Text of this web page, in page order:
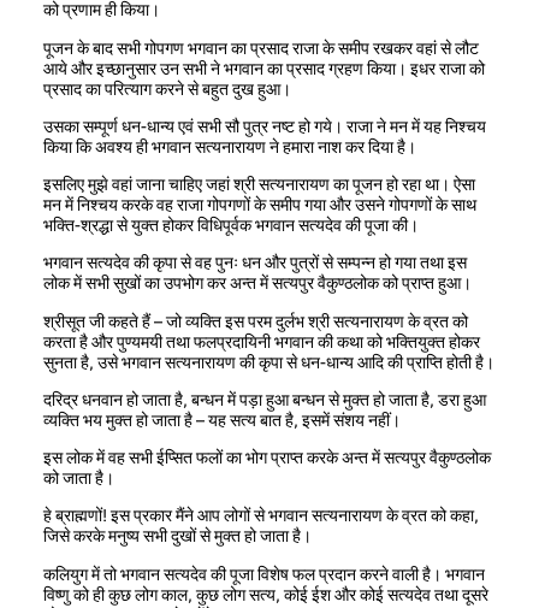
को प्रणाम ही किया।
पूजन के बाद सभी गोपगण भगवान का प्रसाद राजा के समीप रखकर वहां से लौट
आये और इच्छानुसार उन सभी ने भगवान का प्रसाद ग्रहण किया। इधर राजा को
प्रसाद का परित्याग करने से बहुत दुख हुआ।
उसका सम्पूर्ण धन-धान्य एवं सभी सौ पुत्र नष्ट हो गये। राजा ने मन में यह निश्चय
किया कि अवश्य ही भगवान सत्यनारायण ने हमारा नाश कर दिया है।
इसलिए मुझे वहां जाना चाहिए जहां श्री सत्यनारायण का पूजन हो रहा था। ऐसा
मन में निश्चय करके वह राजा गोपगणों के समीप गया और उसने गोपगणों के साथ
भक्ति-श्रद्धा से युक्त होकर विधिपूर्वक भगवान सत्यदेव की पूजा की।
भगवान सत्यदेव की कृपा से वह पुनः धन और पुत्रों से सम्पन्न हो गया तथा इस
लोक में सभी सुखों का उपभोग कर अन्त में सत्यपुर वैकुण्ठलोक को प्राप्त हुआ।
श्रीसूत जी कहते हैं – जो व्यक्ति इस परम दुर्लभ श्री सत्यनारायण के व्रत को
करता है और पुण्यमयी तथा फलप्रदायिनी भगवान की कथा को भक्तियुक्त होकर
सुनता है, उसे भगवान सत्यनारायण की कृपा से धन-धान्य आदि की प्राप्ति होती है।
दरिद्र धनवान हो जाता है, बन्धन में पड़ा हुआ बन्धन से मुक्त हो जाता है, डरा हुआ
व्यक्ति भय मुक्त हो जाता है – यह सत्य बात है, इसमें संशय नहीं।
इस लोक में वह सभी ईप्सित फलों का भोग प्राप्त करके अन्त में सत्यपुर वैकुण्ठलोक
को जाता है।
हे ब्राह्मणों! इस प्रकार मैंने आप लोगों से भगवान सत्यनारायण के व्रत को कहा,
जिसे करके मनुष्य सभी दुखों से मुक्त हो जाता है।
कलियुग में तो भगवान सत्यदेव की पूजा विशेष फल प्रदान करने वाली है। भगवान
विष्णु को ही कुछ लोग काल, कुछ लोग सत्य, कोई ईश और कोई सत्यदेव तथा दूसरे